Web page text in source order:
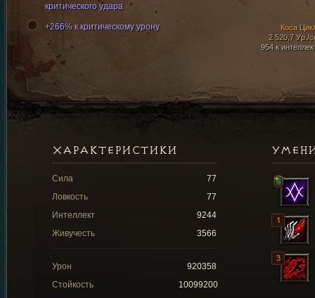
Коса
2 520,7 Ур./
954 к
критического удара
+266% к критическому урону
ХАРАКТЕРИСТИКИ
Сила
77
Ловкость
77
Интеллект
9244
Живучесть
3566
Урон
920358
Стойкость
10099200